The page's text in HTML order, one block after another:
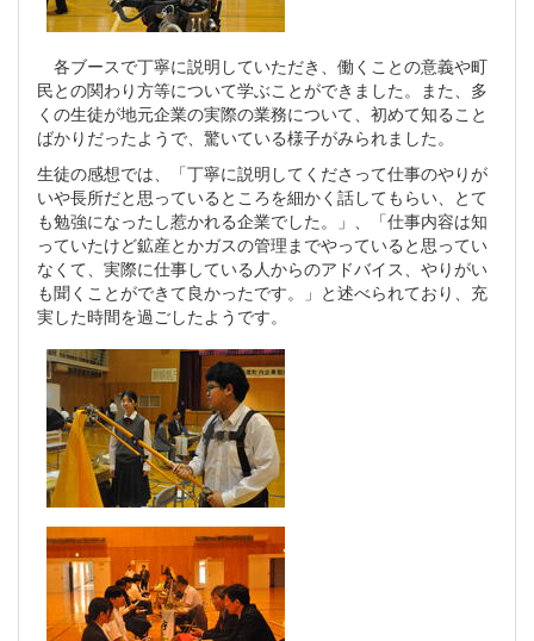
各ブースで丁寧に説明していただき、働くことの意義や町
民との関わり方等について学ぶことができました。また、多
くの生徒が地元企業の実際の業務について、初めて知ること
ばかりだったようで、驚いている様子がみられました。
生徒の感想では、「丁寧に説明してくださって仕事のやりが
いや長所だと思っているところを細かく話してもらい、とて
も勉強になったし惹かれる企業でした。」、「仕事内容は知
っていたけど鉱産とかガスの管理までやっていると思ってい
なくて、実際に仕事している人からのアドバイス、やりがい
も聞くことができて良かったです。」と述べられており、充
実した時間を過ごしたようです。